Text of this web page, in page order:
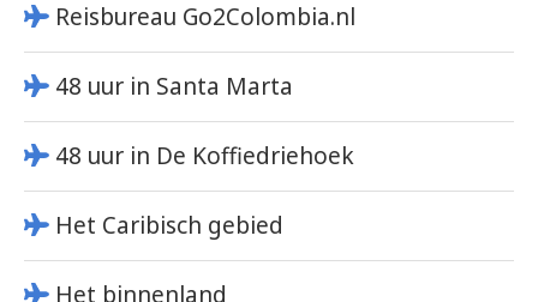
Reisbureau Go2Colombia.nl
48 uur in Santa Marta
48 uur in De Koffiedriehoek
Het Caribisch gebied
Het binnenland